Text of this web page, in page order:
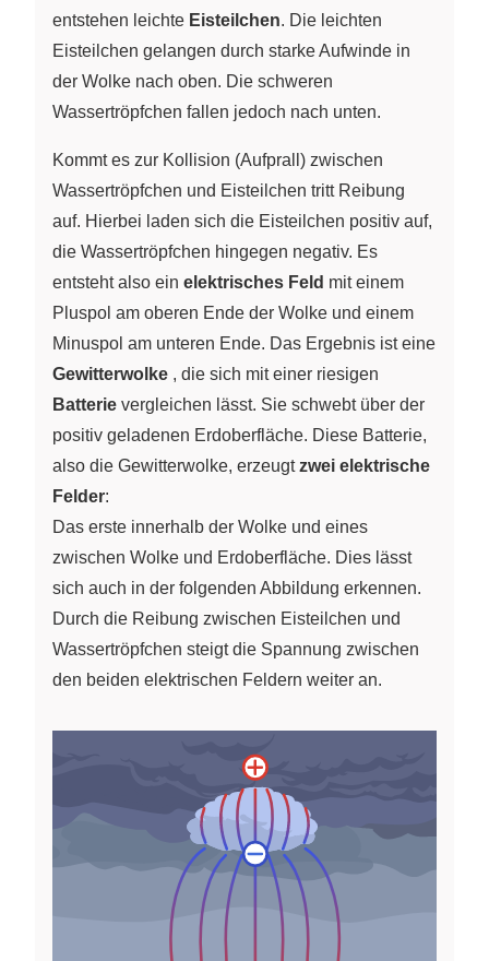
entstehen leichte Eisteilchen. Die leichten
Eisteilchen gelangen durch starke Aufwinde in
der Wolke nach oben. Die schweren
Wassertröpfchen fallen jedoch nach unten.
Kommt es zur Kollision (Aufprall) zwischen
Wassertröpfchen und Eisteilchen tritt Reibung
auf. Hierbei laden sich die Eisteilchen positiv auf,
die Wassertröpfchen hingegen negativ. Es
entsteht also ein elektrisches Feld mit einem
Pluspol am oberen Ende der Wolke und einem
Minuspol am unteren Ende. Das Ergebnis ist eine
Gewitterwolke , die sich mit einer riesigen
Batterie vergleichen lässt. Sie schwebt über der
positiv geladenen Erdoberfläche. Diese Batterie,
also die Gewitterwolke, erzeugtzwei elektrische
Felder:
Das erste innerhalb der Wolke und eines
zwischen Wolke und Erdoberfläche. Dies lässt
sich auch in der folgenden Abbildung erkennen.
Durch die Reibung zwischen Eisteilchen und
Wassertröpfchen steigt die Spannung zwischen
den beiden elektrischen Feldern weiter an.